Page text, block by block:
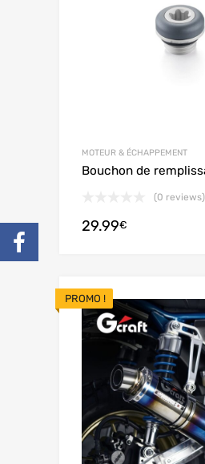
MOTEUR & ÉCHAPPEMENT
Bouchon de
(0 reviews)
29.99€
PROMO !